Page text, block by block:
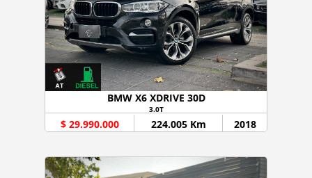
BMW X6 XDRIVE 30D
3.0T
$ 29.990.000 224.005 Km 2018